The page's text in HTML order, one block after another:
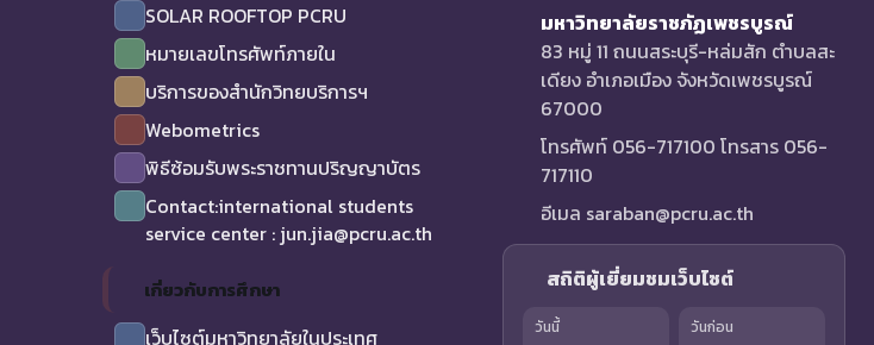
SOLAR ROOFTOP PCRU
หมายเลขโทรศัพท์ภายใน
บริการของสำนักวิทยบริการฯ
Webometrics
พิธีซ้อมรับพระราชทานปริญญาบัตร
Contact:international students
service center : jun.jia@pcru.ac.th
เกี่ยวกับการศึกษา
เว็บไซต์มหาวิทยาลัยในประเทศ
มหาวิทยาลัยราชภัฏเพชรบูรณ์
83 หมู่ 11 ถนนสระบุรี-หล่มสัก ตำบลสะ
เดียง อำเภอเมือง จังหวัดเพชรบูรณ์
67000
โทรศัพท์ 056-717100 โทรสาร 056-
717110
อีเมล saraban@pcru.ac.th
สถิติผู้เยี่ยมชมเว็บไซต์
วันนี้ วันก่อน